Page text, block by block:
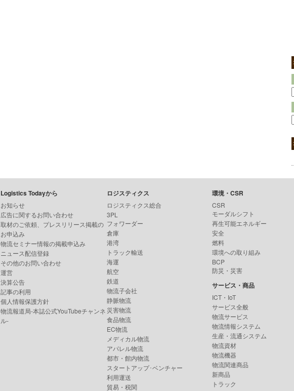
Logistics Todayから
お知らせ
広告に関するお問い合わせ
取材のご依頼、プレスリリース掲載の
お申込み
物流セミナー情報の掲載申込み
ニュース配信登録
その他のお問い合わせ
運営
決算公告
記事の利用
個人情報保護方針
物流報道局-本誌公式YouTubeチャンネ
ル-
ロジスティクス
ロジスティクス総合
3PL
フォワーダー
倉庫
港湾
トラック輸送
海運
航空
鉄道
物流子会社
静脈物流
災害物流
食品物流
EC物流
メディカル物流
アパレル物流
都市・館内物流
スタートアップ･ベンチャー
利用運送
貿易・税関
環境・CSR
CSR
モーダルシフト
再生可能エネルギー
安全
燃料
環境への取り組み
BCP
防災・災害
サービス・商品
ICT・IoT
サービス全般
物流サービス
物流情報システム
生産・流通システム
物流資材
物流機器
物流関連商品
新商品
トラック